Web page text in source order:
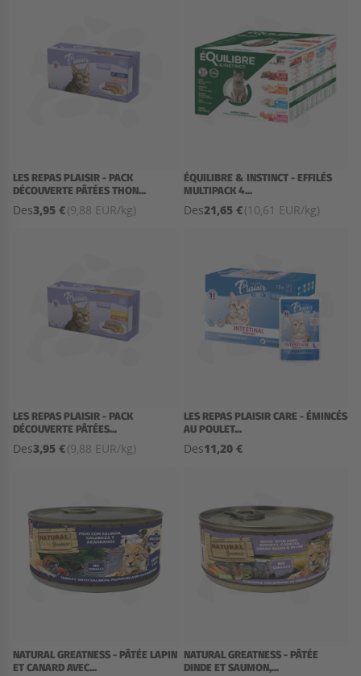
LES REPAS PLAISIR - PACK
DÉCOUVERTE PÂTÉES THON...
Des3,95 €(9,88 EUR/kg)
ÉQUILIBRE & INSTINCT - EFFILÉS
MULTIPACK 4...
Des21,65 €(10,61 EUR/kg)
LES REPAS PLAISIR - PACK
DÉCOUVERTE PÂTÉES...
Des3,95 €(9,88 EUR/kg)
LES REPAS PLAISIR CARE - ÉMINCÉS
AU POULET...
Des11,20 €
NATURAL GREATNESS - PÂTÉE LAPIN
ET CANARD AVEC...
NATURAL GREATNESS - PÂTÉE
DINDE ET SAUMON,...